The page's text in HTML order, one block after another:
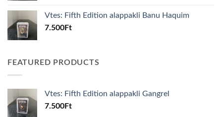
Vtes: Fifth Edition alappakli Banu Haquim
7.500Ft
FEATURED PRODUCTS
Vtes: Fifth Edition alappakli Gangrel
7.500Ft